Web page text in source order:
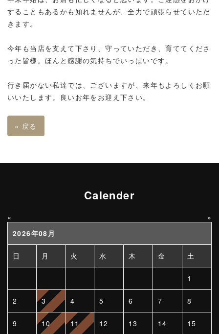
することもあるかも知れませんが、全力で頑張らせていただ
きます。
今年も当店を支えて下さり、守っていただき、育ててくださ
った皆様。ほんと感謝の気持ちでいっぱいです。
行き届かない私達では、ございますが、来年もよろしくお願
いいたします。良いお年をお迎え下さい。
« 戻る
Calender
«
»
2026年08月
日 月 火 水 木 金 土
1
2 3 4 5 6 7 8
9 10 11 12 13 14 15